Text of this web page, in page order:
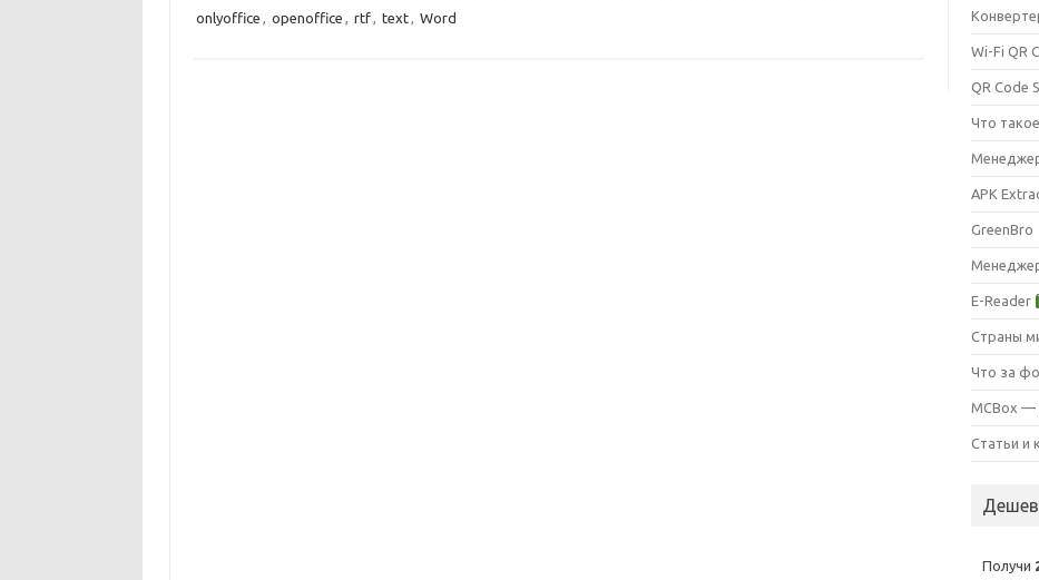
onlyoffice , openoffice , rtf, text, Word
Wi-Fi QR
QR Code
Что
APK
GreenBro
E-Reader
Страны
Что за
MCBox —
Статьи и
Получи